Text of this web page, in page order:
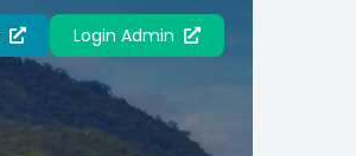
Login Admin